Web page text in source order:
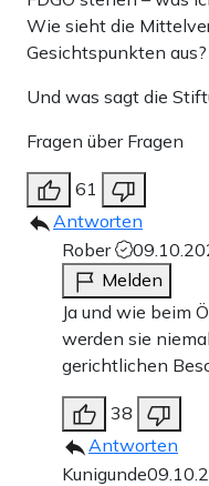
Wie sieht die
Gesichtspunkten aus?
Und was sagt die
Fragen über Fragen
61
Antworten
Rober
Melden
Ja und wie beim
werden sie
gerichtlichen
38
Antworten
Kunigunde